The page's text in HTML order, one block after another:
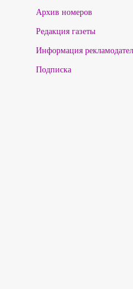
Архив номеров
Редакция газеты
Информация
Подписка